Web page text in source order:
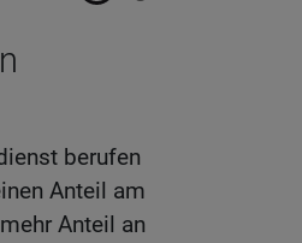
berufen
Anteil am
Anteil an